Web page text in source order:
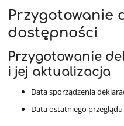
Przygotowanie
dostępności
Przygotowanie
i jej aktualizacja
Data sporządzenia
Data ostatniego